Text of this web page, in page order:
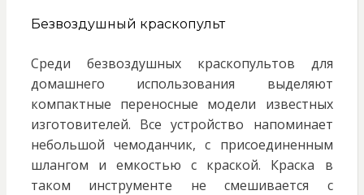
Безвоздушный краскопульт
Среди безвоздушных краскопультов для
домашнего использования выделяют
компактные переносные модели известных
изготовителей. Все устройство напоминает
небольшой чемоданчик, с присоединенным
шлангом и емкостью с краской. Краска в
таком инструменте не смешивается с